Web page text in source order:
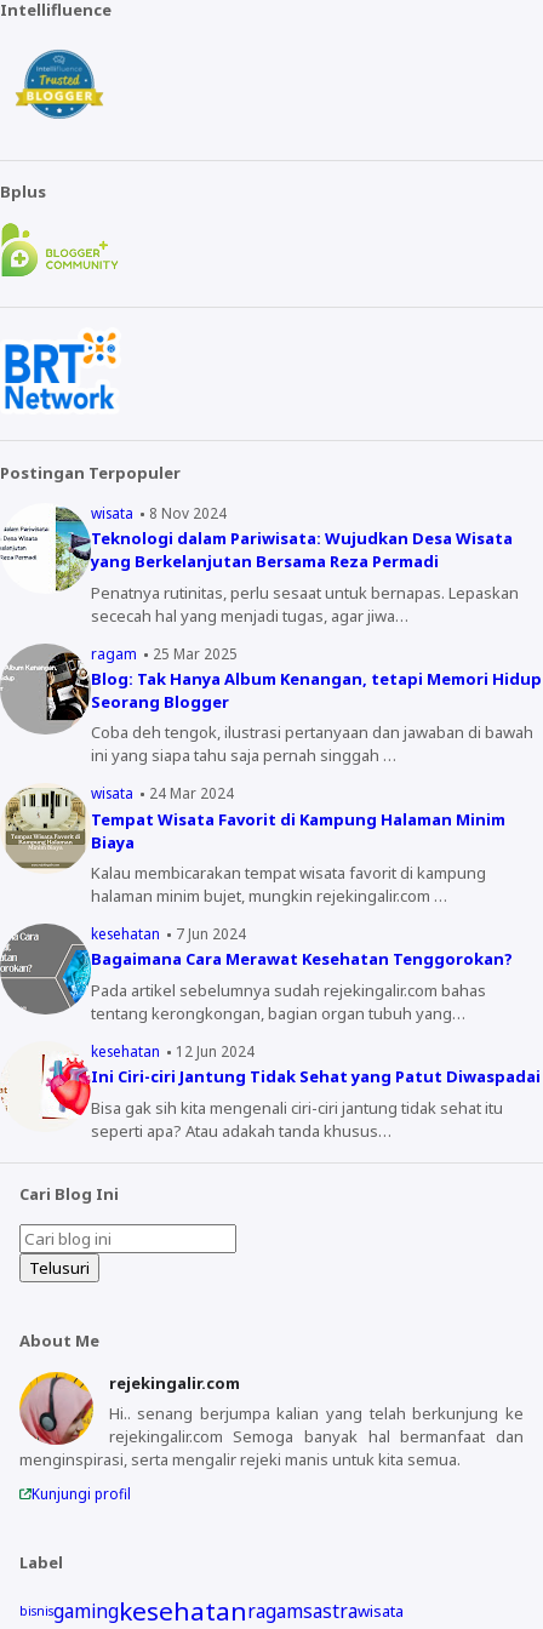
Intellifluence
Bplus
Postingan Terpopuler
wisata 8 Nov 2024
Teknologi dalam Pariwisata: Wujudkan Desa Wisata
yang Berkelanjutan Bersama Reza Permadi
Penatnya rutinitas, perlu sesaat untuk bernapas. Lepaskan
sececah hal yang menjadi tugas, agar jiwa…
ragam 25 Mar 2025
Blog: Tak Hanya Album Kenangan, tetapi Memori Hidup
Seorang Blogger
Coba deh tengok, ilustrasi pertanyaan dan jawaban di bawah
ini yang siapa tahu saja pernah singgah …
wisata 24 Mar 2024
Tempat Wisata Favorit di Kampung Halaman Minim
Biaya
Kalau membicarakan tempat wisata favorit di kampung
halaman minim bujet, mungkin rejekingalir.com …
kesehatan 7 Jun 2024
Bagaimana Cara Merawat Kesehatan Tenggorokan?
Pada artikel sebelumnya sudah rejekingalir.com bahas
tentang kerongkongan, bagian organ tubuh yang…
kesehatan 12 Jun 2024
Ini Ciri-ciri Jantung Tidak Sehat yang Patut Diwaspadai
Bisa gak sih kita mengenali ciri-ciri jantung tidak sehat itu
seperti apa? Atau adakah tanda khusus…
Cari Blog Ini
About Me
rejekingalir.com
Hi.. senang berjumpa kalian yang telah berkunjung ke
rejekingalir.com Semoga banyak hal bermanfaat dan
menginspirasi, serta mengalir rejeki manis untuk kita semua.
Kunjungi profil
Label
bisnisgamingkesehatanragamsastrawisata